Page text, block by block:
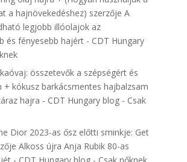
a hajnövekedéshez) szerzője A
legjobb illóolajok az
és fényesebb hajért - CDT Hungary
összetevők a szépségért és
+ kókusz barkácsmentes hajbalzsam
hajra - CDT Hungary blog - Csak
Dior 2023-as ősz előtti sminkje: Get
Alkoss újra Anja Rubik 80-as